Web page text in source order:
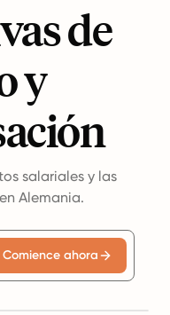
de
y
salariales y las
Alemania.
Comience ahora